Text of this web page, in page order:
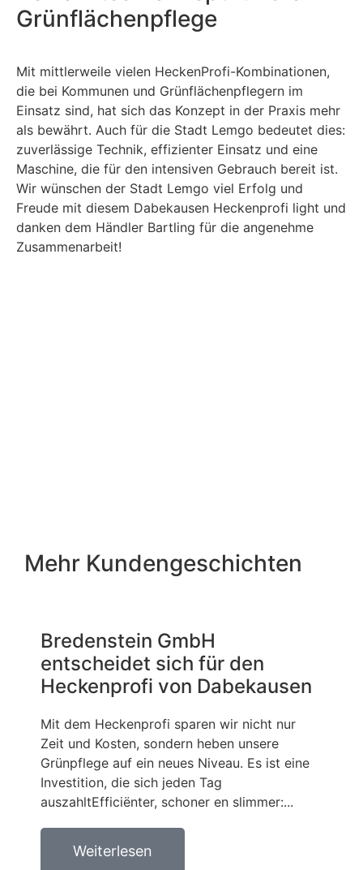
Grünflächenpflege
Mit mittlerweile vielen HeckenProfi-Kombinationen,
die bei Kommunen und Grünflächenpflegern im
Einsatz sind, hat sich das Konzept in der Praxis mehr
als bewährt. Auch für die Stadt Lemgo bedeutet dies:
zuverlässige Technik, effizienter Einsatz und eine
Maschine, die für den intensiven Gebrauch bereit ist.
Wir wünschen der Stadt Lemgo viel Erfolg und
Freude mit diesem Dabekausen Heckenprofi light und
danken dem Händler Bartling für die angenehme
Zusammenarbeit!
Mehr Kundengeschichten
Bredenstein GmbH
entscheidet sich für den
Heckenprofi von Dabekausen
Mit dem Heckenprofi sparen wir nicht nur
Zeit und Kosten, sondern heben unsere
Grünpflege auf ein neues Niveau. Es ist eine
Investition, die sich jeden Tag
auszahltEfficiënter, schoner en slimmer:...
Weiterlesen